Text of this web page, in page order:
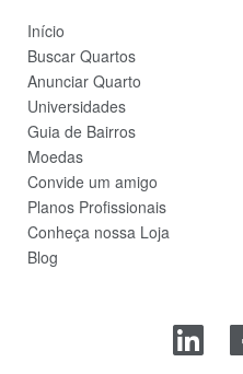
Início
Buscar Quartos
Anunciar Quarto
Universidades
Guia de Bairros
Moedas
Convide um amigo
Planos Profissionais
Conheça nossa Loja
Blog